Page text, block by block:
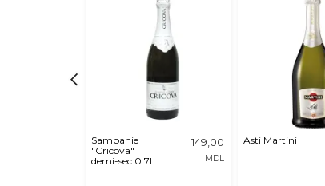
Sampanie
"Cricova"
demi-sec 0.7l
149,00
MDL
Asti Martini